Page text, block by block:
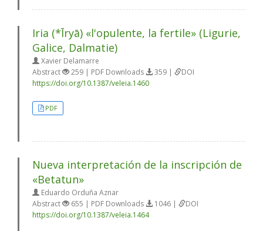
Iria (*Īryā) «l'opulente, la fertile» (Ligurie,
Galice, Dalmatie)
Xavier Delamarre
Abstract
259 | PDF Downloads 359 |
DOI
https://doi.org/10.1387/veleia.1460
PDF
Nueva interpretación de la inscripción de
«Betatun»
Eduardo Orduña Aznar
Abstract
655 | PDF Downloads 1046 |
DOI
https://doi.org/10.1387/veleia.1464